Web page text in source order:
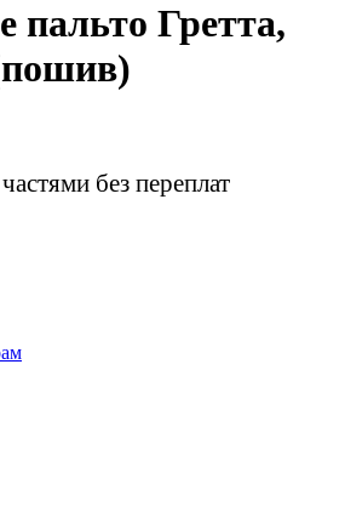
пальто Гретта,
без переплат